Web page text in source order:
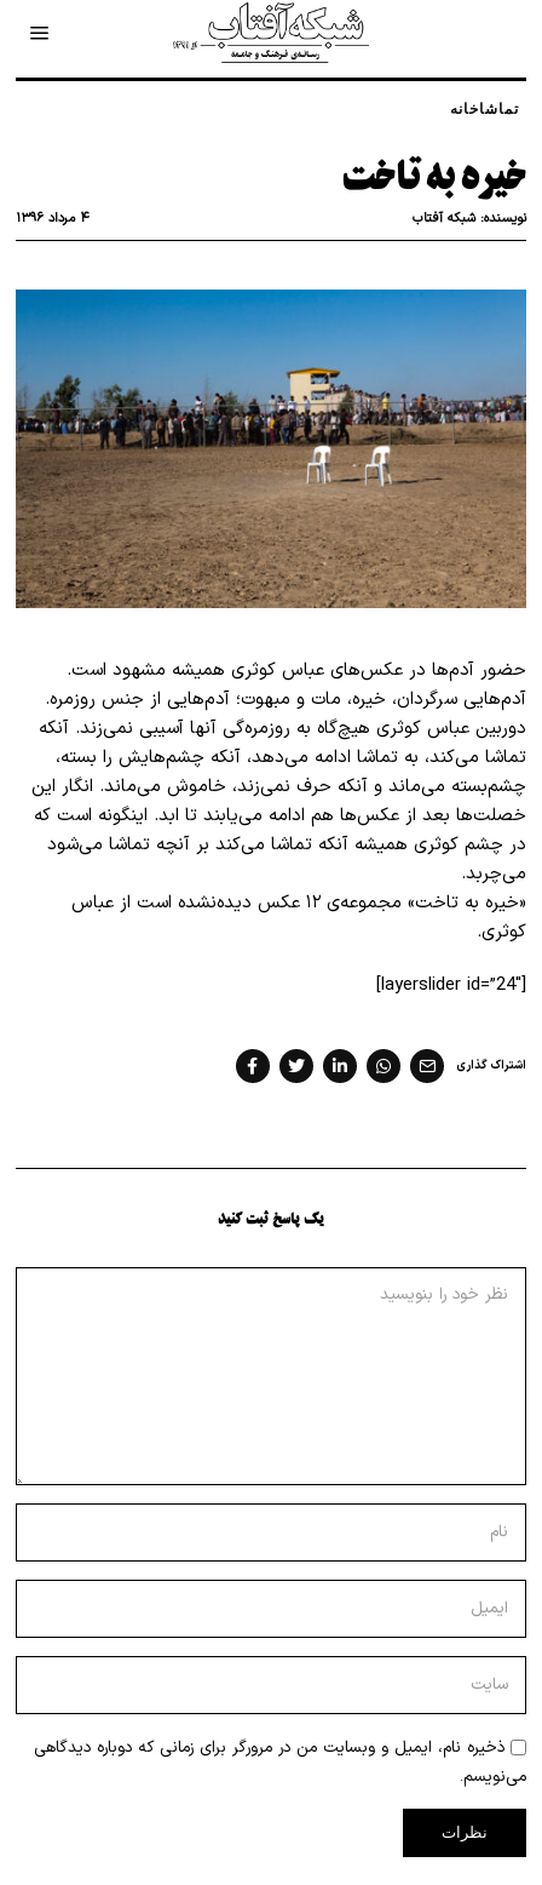
تماشاخانه
خیره به تاخت
نویسنده:شبکه آفتاب ۴ مرداد ۱۳۹۶
حضور آدم‌ها در عکس‌های عباس کوثری همیشه مشهود است.
آدم‌هایی سرگردان، خیره، مات و مبهوت؛ آدم‌هایی از جنس روزمره.
دوربین عباس کوثری هیچ‌گاه به روزمره‌گی آنها آسیبی نمی‌زند. آنکه
تماشا می‌کند، به تماشا ادامه می‌دهد، آنکه چشم‌هایش را بسته،
چشم‌بسته می‌ماند و آنکه حرف نمی‌زند، خاموش می‌ماند. انگار این
خصلت‌ها بعد از عکس‌ها هم ادامه می‌یابند تا ابد. اینگونه است که
در چشم کوثری همیشه آنکه تماشا می‌کند بر آنچه تماشا می‌شود
می‌چربد.
«خیره به تاخت» مجموعه‌ی ۱۲ عکس دیده‌نشده است از عباس
کوثری.
[layerslider id=”24″]
اشتراک گذاری
یک پاسخ ثبت کنید
ذخیره نام، ایمیل و وبسایت من در مرورگر برای زمانی که دوباره دیدگاهی
می‌نویسم.